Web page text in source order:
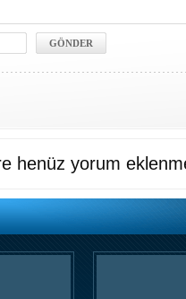
henüz yorum